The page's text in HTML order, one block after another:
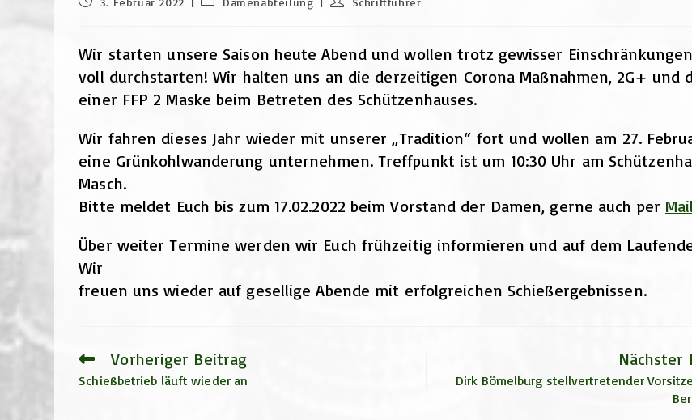
Wir starten unsere Saison heute Abend und wollen trotz gewisser
voll durchstarten! Wir halten uns an die derzeitigen Corona Maßnahmen, 2G+ und
einer FFP 2 Maske beim Betreten des Schützenhauses.
Wir fahren dieses Jahr wieder mit unserer „Tradition“ fort und wollen am 27.
eine Grünkohlwanderung unternehmen. Treffpunkt ist um 10:30 Uhr am
Masch.
Bitte meldet Euch bis zum 17.02.2022 beim Vorstand der Damen, gerne auch per
Über weiter Termine werden wir Euch frühzeitig informieren und auf dem
Wir
freuen uns wieder auf gesellige Abende mit erfolgreichen Schießergebnissen.
Weitere
Artikel
ansehen
Vorheriger Beitrag
Schießbetrieb läuft wieder an
Nächster
Dirk Bömelburg stellvertretender